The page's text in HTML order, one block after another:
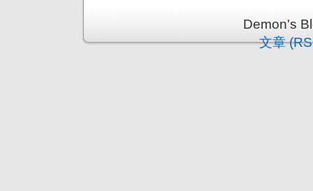
Demon's
文章